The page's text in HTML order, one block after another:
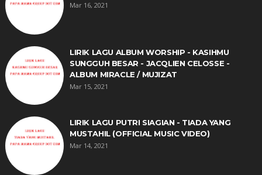
Mar 16, 2021
LIRIK LAGU ALBUM WORSHIP - KASIHMU
SUNGGUH BESAR - JACQLIEN CELOSSE -
ALBUM MIRACLE / MUJIZAT
Mar 15, 2021
LIRIK LAGU PUTRI SIAGIAN - TIADA YANG
MUSTAHIL (OFFICIAL MUSIC VIDEO)
Mar 14, 2021